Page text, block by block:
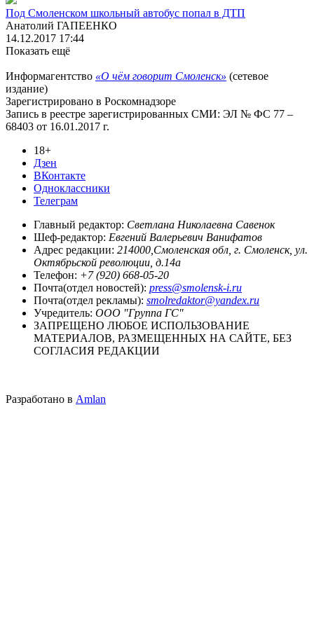
Под Смоленском школьный автобус попал в ДТП
Анатолий ГАПЕЕНКО
14.12.2017 17:44
Показать ещё
Информагентство «О чём говорит Смоленск» (сетевое
издание)
Зарегистрировано в Роскомнадзоре
Запись в реестре зарегистрированных СМИ: ЭЛ № ФС 77 –
68403 от 16.01.2017 г.
18+
Дзен
ВКонтакте
Одноклассники
Телеграм
Главный редактор: Светлана Николаевна Савенок
Шеф-редактор: Евгений Валерьевич Ванифатов
Адрес редакции: 214000,Смоленская обл, г. Смоленск, ул.
Октябрьской революции, д.14а
Телефон: +7 (920) 668-05-20
Почта(отдел новостей): press@smolensk-i.ru
Почта(отдел рекламы): smolredaktor@yandex.ru
Учредитель: ООО "Группа ГС"
ЗАПРЕЩЕНО ЛЮБОЕ ИСПОЛЬЗОВАНИЕ
МАТЕРИАЛОВ, РАЗМЕЩЕННЫХ НА САЙТЕ, БЕЗ
СОГЛАСИЯ РЕДАКЦИИ
Разработано в Amlan